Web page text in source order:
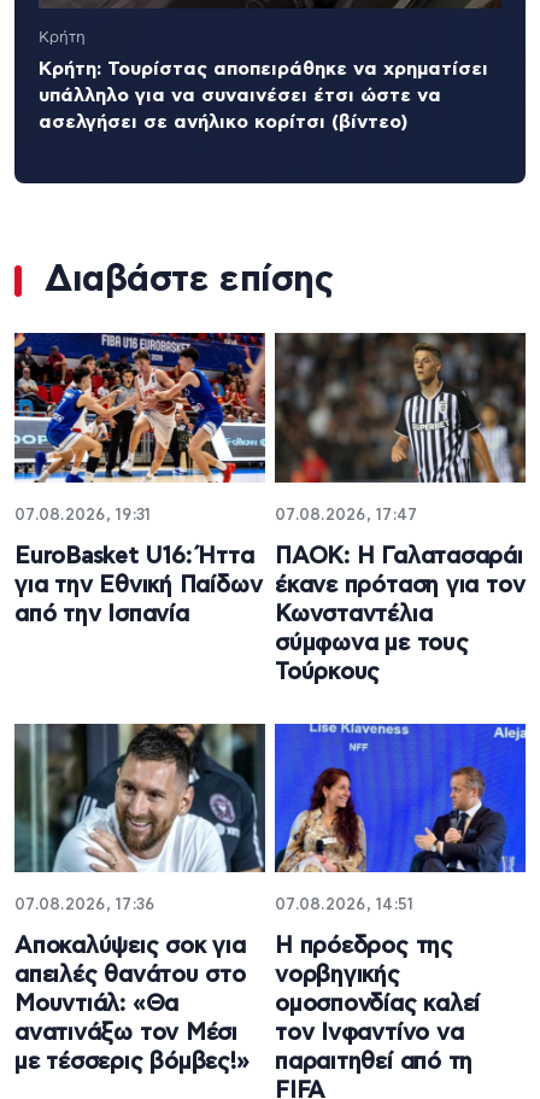
Κρήτη
Κρήτη: Τουρίστας αποπειράθηκε να χρηματίσει
υπάλληλο για να συναινέσει έτσι ώστε να
ασελγήσει σε ανήλικο κορίτσι (βίντεο)
Διαβάστε επίσης
07.08.2026, 19:31
EuroBasket U16: Ήττα
για την Εθνική Παίδων
από την Ισπανία
07.08.2026, 17:47
ΠΑΟΚ: Η Γαλατασαράι
έκανε πρόταση για τον
Κωνσταντέλια
σύμφωνα με τους
Τούρκους
07.08.2026, 17:36
Aποκαλύψεις σοκ για
απειλές θανάτου στο
Μουντιάλ: «Θα
ανατινάξω τον Μέσι
με τέσσερις βόμβες!»
07.08.2026, 14:51
Η πρόεδρος της
νορβηγικής
ομοσπονδίας καλεί
τον Ινφαντίνο να
παραιτηθεί από τη
FIFA